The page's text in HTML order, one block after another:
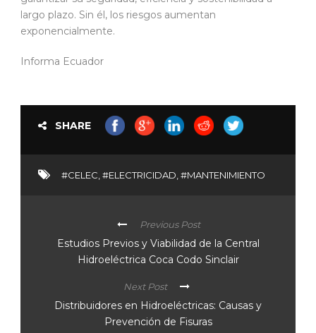
largo plazo. Sin él, los riesgos aumentan
exponencialmente.
Informa Ecuador
SHARE
#CELEC #ELECTRICIDAD #MANTENIMIENTO
Previous Post
Estudios Previos y Viabilidad de la Central
Hidroeléctrica Coca Codo Sinclair
Next Post
Distribuidores en Hidroeléctricas: Causas y
Prevención de Fisuras